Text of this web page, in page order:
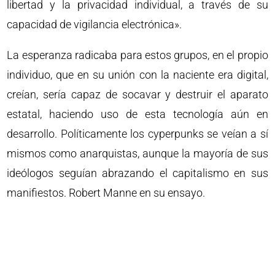
libertad y la privacidad individual, a través de su
capacidad de vigilancia electrónica».
La esperanza radicaba para estos grupos, en el propio
individuo, que en su unión con la naciente era digital,
creían, sería capaz de socavar y destruir el aparato
estatal, haciendo uso de esta tecnología aún en
desarrollo. Políticamente los cyperpunks se veían a sí
mismos como anarquistas, aunque la mayoría de sus
ideólogos seguían abrazando el capitalismo en sus
manifiestos. Robert Manne en su ensayo.